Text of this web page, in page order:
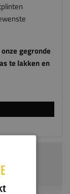
onze gegronde
te lakken en